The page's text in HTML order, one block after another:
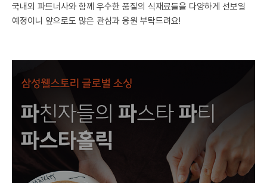
국내외 파트너사와 함께 우수한 품질의 식재료들을 다양하게 선보일
예정이니 앞으로도 많은 관심과 응원 부탁드려요!